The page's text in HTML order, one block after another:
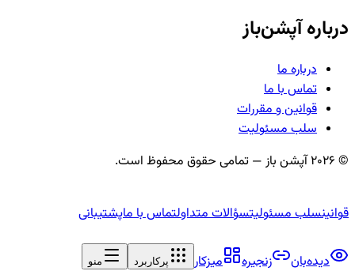
درباره آپشن‌باز
درباره ما
تماس با ما
قوانین و مقررات
سلب مسئولیت
©
2026آپشن باز — تمامی حقوق محفوظ است.
قوانینسلب مسئولیتسؤالات متداولتماس با ماپشتیبانی
دیده‌بان زنجیره میزکار پرکاربرد منو